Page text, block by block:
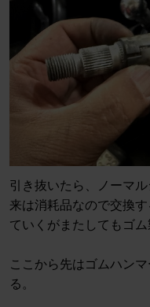
引き抜いたら、ノーマ
来は消耗品なので交換
ていくがまたしてもゴ
ここから先はゴムハン
る。